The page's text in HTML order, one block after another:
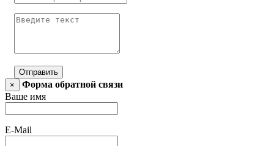
Отправить
×
Форма обратной связи
Ваше имя
E-Mail